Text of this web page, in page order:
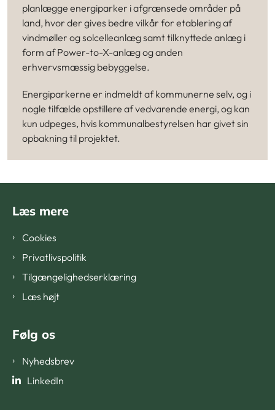
planlægge energiparker i afgrænsede områder på
land, hvor der gives bedre vilkår for etablering af
vindmøller og solcelleanlæg samt tilknyttede anlæg i
form af Power-to-X-anlæg og anden
erhvervsmæssig bebyggelse.
Energiparkerne er indmeldt af kommunerne selv, og i
nogle tilfælde opstillere af vedvarende energi, og kan
kun udpeges, hvis kommunalbestyrelsen har givet sin
opbakning til projektet.
Læs mere
Cookies
Privatlivspolitik
Tilgængelighedserklæring
Læs højt
Følg os
Nyhedsbrev
LinkedIn